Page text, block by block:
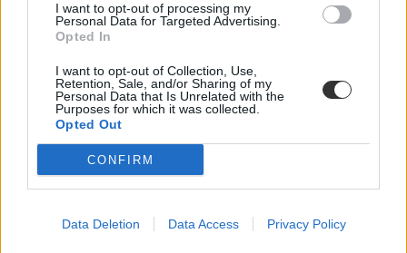
I want to opt-out of processing my
Personal Data for Targeted Advertising.
Opted In
I want to opt-out of Collection, Use,
Retention, Sale, and/or Sharing of my
Personal Data that Is Unrelated with the
Purposes for which it was collected.
Opted Out
CONFIRM
Data Deletion Data Access Privacy Policy